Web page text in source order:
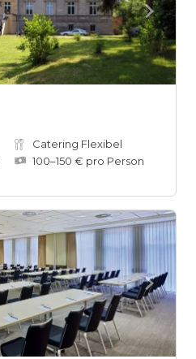
Catering Flexibel
100–150 € pro Person